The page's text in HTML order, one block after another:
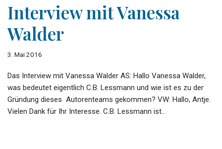
Interview mit Vanessa
Walder
3. Mai 2016
Das Interview mit Vanessa Walder AS: Hallo Vanessa Walder,
was bedeutet eigentlich C.B. Lessmann und wie ist es zu der
Gründung dieses Autorenteams gekommen? VW: Hallo, Antje.
Vielen Dank für Ihr Interesse. C.B. Lessmann ist…